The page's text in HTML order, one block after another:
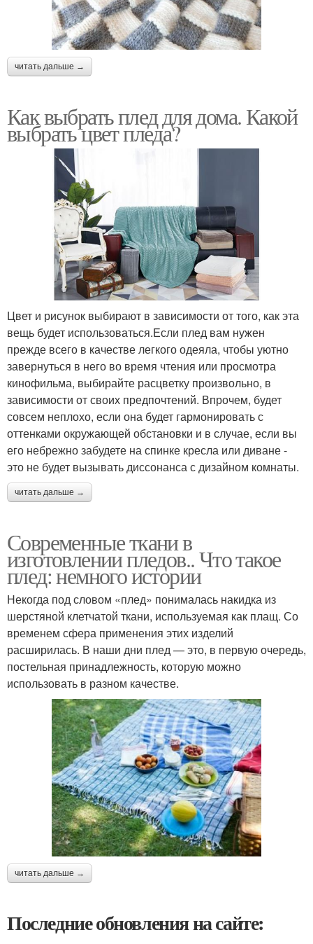
читать дальше →
Как выбрать плед для дома. Какой
выбрать цвет пледа?
Цвет и рисунок выбирают в зависимости от того, как эта
вещь будет использоваться.Если плед вам нужен
прежде всего в качестве легкого одеяла, чтобы уютно
завернуться в него во время чтения или просмотра
кинофильма, выбирайте расцветку произвольно, в
зависимости от своих предпочтений. Впрочем, будет
совсем неплохо, если она будет гармонировать с
оттенками окружающей обстановки и в случае, если вы
его небрежно забудете на спинке кресла или диване -
это не будет вызывать диссонанса с дизайном комнаты.
читать дальше →
Современные ткани в
изготовлении пледов.. Что такое
плед: немного истории
Некогда под словом «плед» понималась накидка из
шерстяной клетчатой ткани, используемая как плащ. Со
временем сфера применения этих изделий
расширилась. В наши дни плед — это, в первую очередь,
постельная принадлежность, которую можно
использовать в разном качестве.
читать дальше →
Последние обновления на сайте: